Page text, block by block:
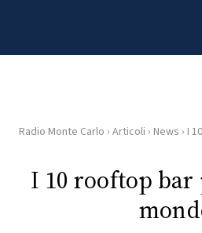
HOME
RADIO
Radio Monte Carlo › Articoli › News › I
I 10 rooftop